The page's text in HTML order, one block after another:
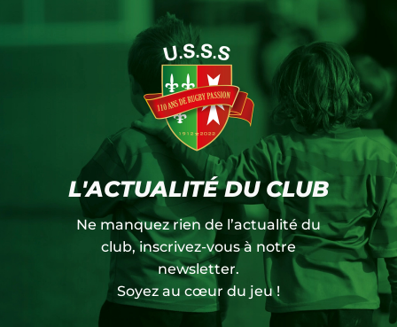
L'ACTUALITÉ DU CLUB
Ne manquez rien de l’actualité du
club, inscrivez-vous à notre
newsletter.
Soyez au cœur du jeu !